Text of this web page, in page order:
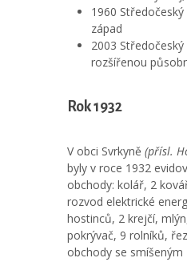
1960
západ
2003
rozšířenou
Rok 1932
V obci Svrkyně (přísl.
byly v roce 1932
obchody: kolář, 2
rozvod elektrické
hostinců, 2 krejčí,
pokrývač, 9 rolníků,
obchody se